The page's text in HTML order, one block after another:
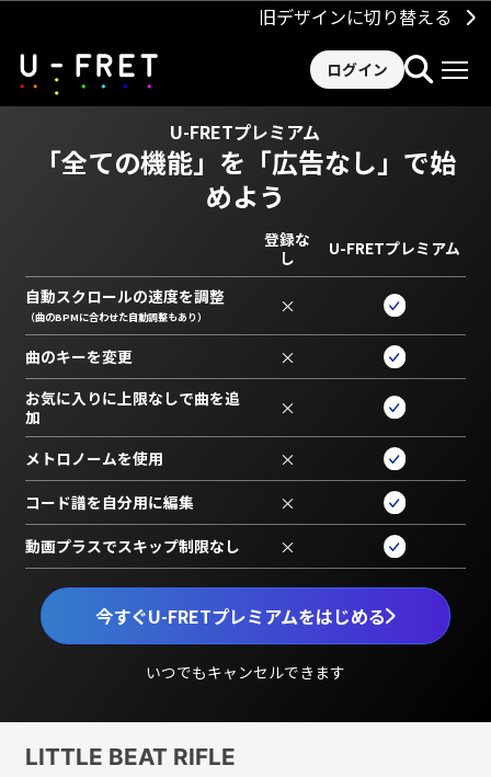
旧デザインに切り替える
ログイン
U-FRETプレミアム
「全ての機能」を 「広告なし」で始
めよう
今すぐU-FRETプレミアムをはじめる
いつでもキャンセルできます
登録な
し
U-FRETプレミアム
自動スクロールの速度を調整
（曲のBPMに合わせた自動調整もあり） ×
曲のキーを変更 ×
お気に入りに上限なしで曲を追
加
×
メトロノームを使用 ×
コード譜を自分用に編集 ×
動画プラスでスキップ制限なし ×
LITTLE BEAT RIFLE